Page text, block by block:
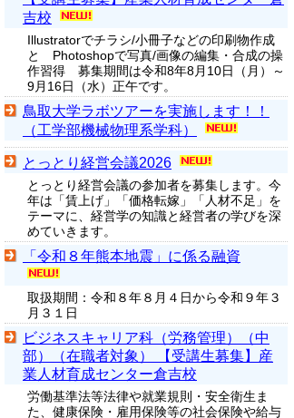
吉校
Illustratorでチラシ/小冊子などの印刷物作成
と Photoshopで写真/画像の編集・合成の操
作習得 募集期間は令和8年8月10日（月）～
9月16日（水）正午です。
鳥取大学ラボツアーを実施します！！
（工学部機械物理系学科）
とっとり経営会議2026
とっとり経営会議の参加者を募集します。今
年は「賃上げ」「価格転嫁」「人材不足」を
テーマに、経営学の知識と経営者の学びを深
めていきます。
「令和８年熊本地震」に係る融資
取扱期間：令和８年８月４日から令和９年３
月３１日
ビジネスキャリア科（労務管理）（中
部）（在職者対象） 【受講生募集】産
業人材育成センター倉吉校
労働基準法等法律や就業規則・安全衛生ま
た、健康保険・雇用保険等の社会保険や給与